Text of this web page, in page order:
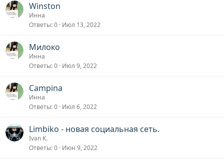
Winston
Инна
Ответы 0 Июл 13, 2022
Милоко
Инна
Ответы 0 Июл 9, 2022
Campina
Инна
Ответы 0 Июл 6, 2022
Limbiko - новая социальная сеть.
Ivan K.
Ответы 0 Июн 9, 2022